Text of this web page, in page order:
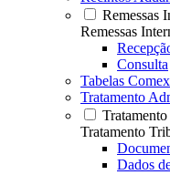
Remessas
Remessas
Consulta
Tabelas Comex
Tratamento
Tratamento
Dados